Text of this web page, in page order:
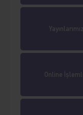
Yayınlarımız
Online